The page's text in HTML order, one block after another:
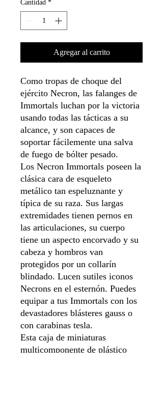
Cantidad *
Agregar al carrito
Como tropas de choque del
ejército Necron, las falanges de
Immortals luchan por la victoria
usando todas las tácticas a su
alcance, y son capaces de
soportar fácilemente una salva
de fuego de bólter pesado.
Los Necron Immortals poseen la
clásica cara de esqueleto
metálico tan espeluznante y
típica de su raza. Sus largas
extremidades tienen pernos en
las articulaciones, su cuerpo
tiene un aspecto encorvado y su
cabeza y hombros van
protegidos por un collarín
blindado. Lucen sutiles iconos
Necrons en el esternón. Puedes
equipar a tus Immortals con los
devastadores blásteres gauss o
con carabinas tesla.
Esta caja de miniaturas
multicomponente de plástico